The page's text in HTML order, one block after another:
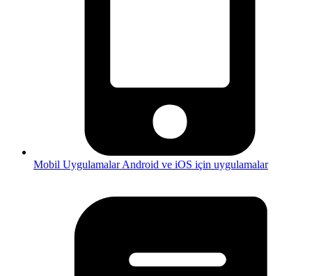
Mobil UygulamalarAndroid ve iOS için uygulamalar